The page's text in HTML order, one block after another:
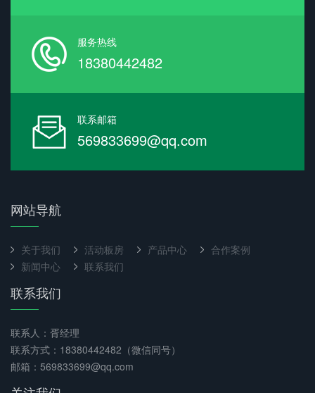
服务热线
18380442482
联系邮箱
569833699@qq.com
网站导航
关于我们 活动板房 产品中心
合作案例
新闻中心
联系我们
联系我们
联系人：胥经理
联系方式：18380442482（微信同号）
邮箱：569833699@qq.com